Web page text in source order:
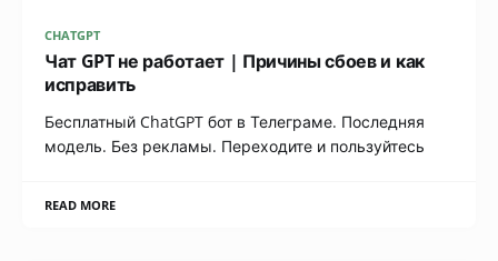
CHATGPT
Чат GPT не работает | Причины сбоев и как
исправить
Бесплатный ChatGPT бот в Телеграме. Последняя
модель. Без рекламы. Переходите и пользуйтесь
READ MORE